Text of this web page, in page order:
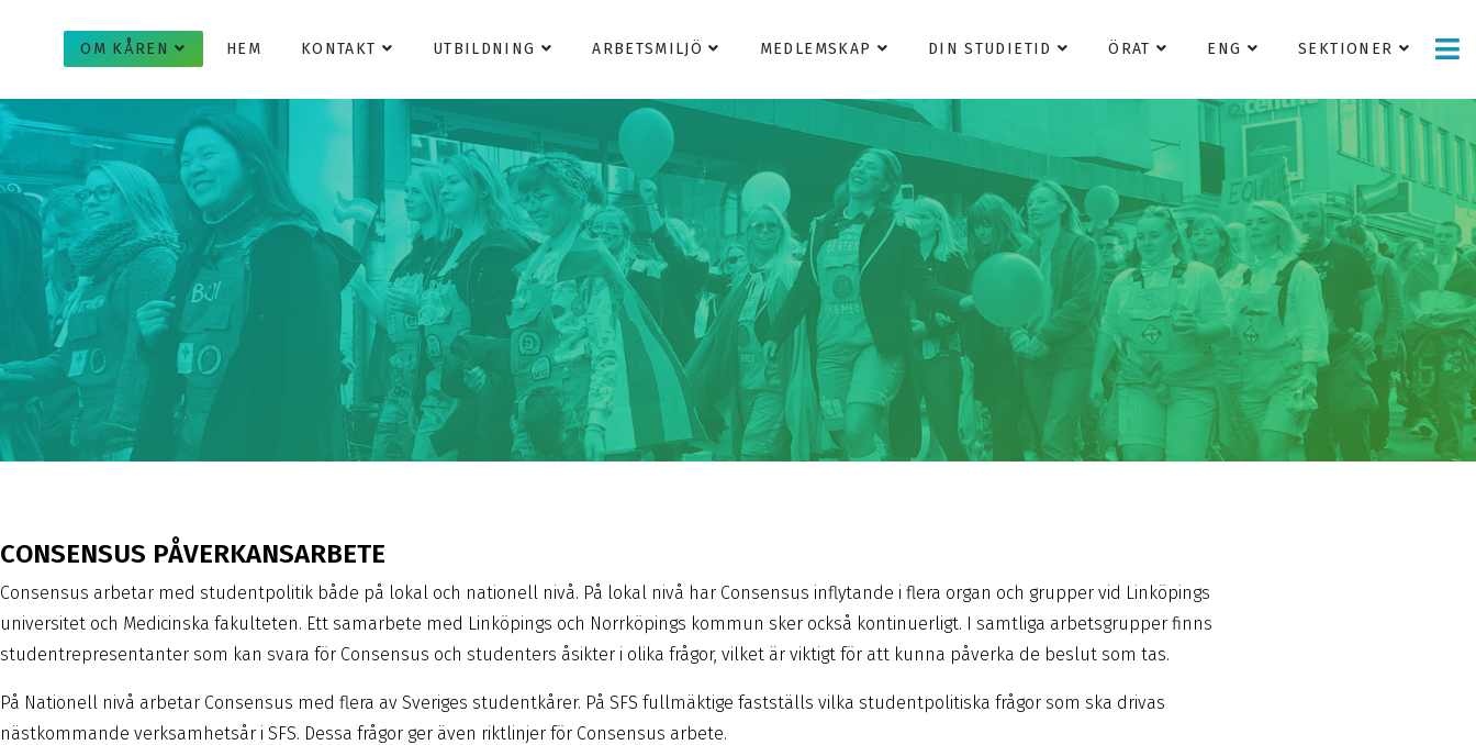
OM KÅREN HEM KONTAKT UTBILDNING ARBETSMILJÖ MEDLEMSKAP DIN STUDIETID ÖRAT ENG SEKTIONER
CONSENSUS PÅVERKANSARBETE
Consensus arbetar med studentpolitik både på lokal och nationell nivå. På lokal nivå har Consensus inflytande i flera organ och grupper vid Linköpings
universitet och Medicinska fakulteten. Ett samarbete med Linköpings och Norrköpings kommun sker också kontinuerligt. I samtliga arbetsgrupper finns
studentrepresentanter som kan svara för Consensus och studenters åsikter i olika frågor, vilket är viktigt för att kunna påverka de beslut som tas.
På Nationell nivå arbetar Consensus med flera av Sveriges studentkårer. På SFS fullmäktige fastställs vilka studentpolitiska frågor som ska drivas
nästkommande verksamhetsår i SFS. Dessa frågor ger även riktlinjer för Consensus arbete.